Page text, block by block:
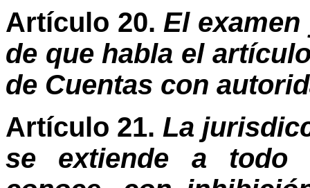
Artículo 20. El
de que habla el
de Cuentas con
Artículo 21. La
se extiende a todo